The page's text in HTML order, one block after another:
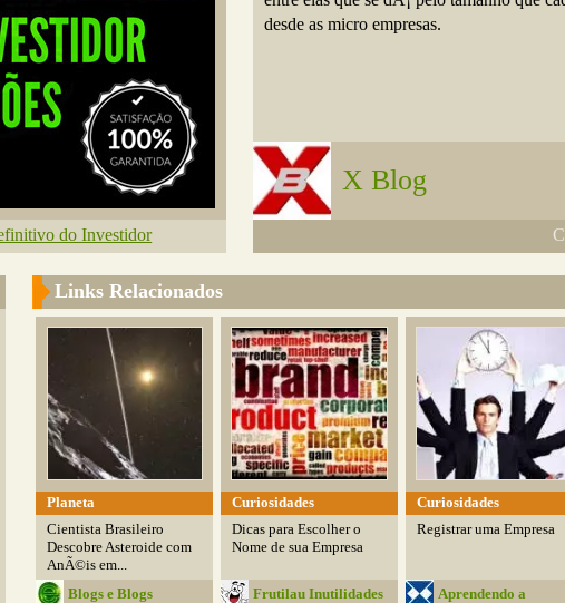
do Investidor
desde as micro empresas.
X Blog
Links Relacionados
Planeta
Cientista Brasileiro
Descobre Asteroide com
AnÃ©is em...
Blogs e Blogs
Curiosidades
Dicas para Escolher o
Nome de sua Empresa
Frutilau Inutilidades
Curiosidades
Registrar uma Empresa
Aprendendo a